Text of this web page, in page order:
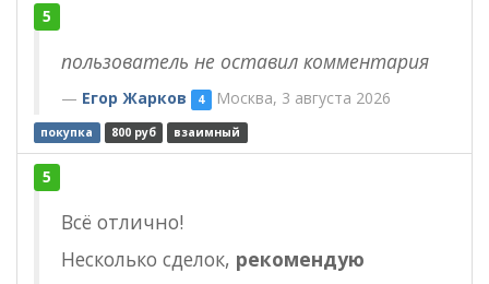
5
пользователь не оставил комментария
Егор Жарков 4 Москва, 3 августа 2026
покупка 800 руб взаимный
5
Всё отлично!
Несколько сделок, рекомендую